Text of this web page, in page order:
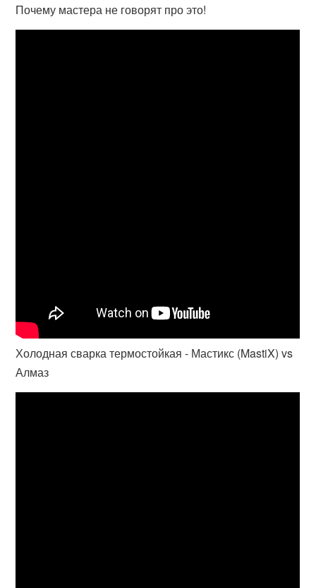
Почему мастера не говорят про это!
Холодная сварка термостойкая - Мастикс (MastiX) vs
Алмаз